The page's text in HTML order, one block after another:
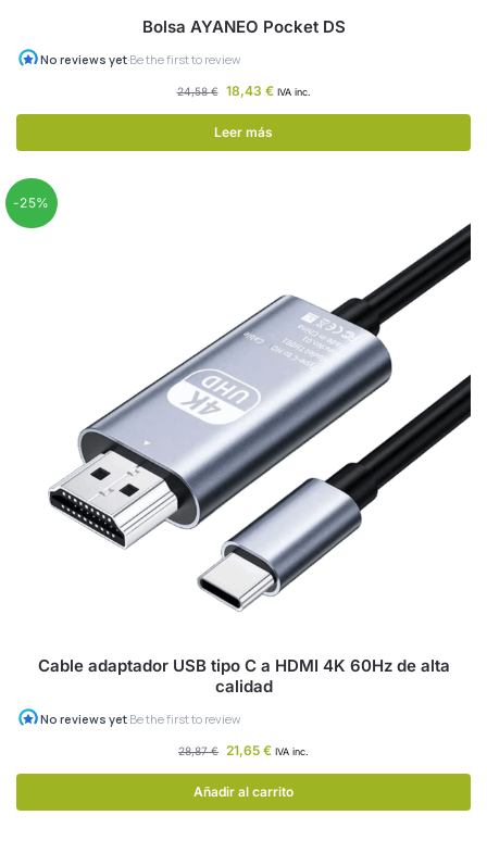
Bolsa AYANEO Pocket DS
24,58€ 18,43 € IVA inc.
Leer más
-25%
Cable adaptador USB tipo C a HDMI 4K 60Hz de alta
calidad
28,87€ 21,65 € IVA inc.
Añadir al carrito